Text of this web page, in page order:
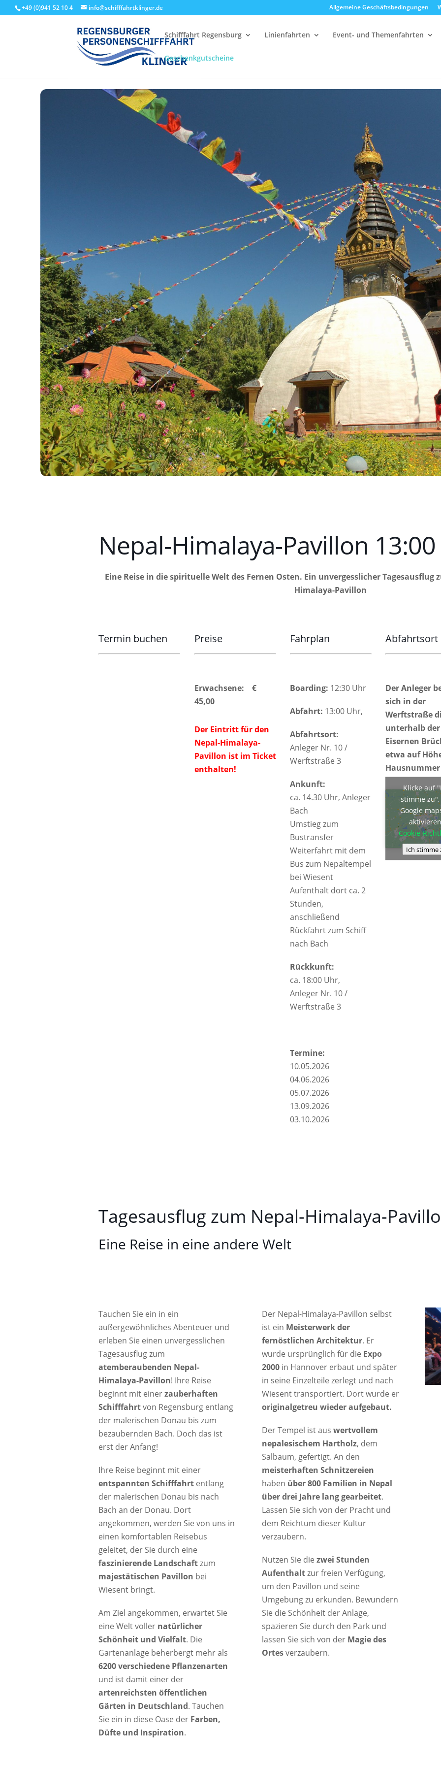
+49 (0)941 52 10 4 info@schifffahrtklinger.de Allgemeine Geschäftsbedingungen
Schifffahrt Regensburg Linienfahrten Event- und Themenfahrten
Geschenkgutscheine
Events - Schifffahrt Regensburg Themenfahrten
Nepal-Himalaya-Pavillon
Eine Reise in die spirituelle Welt des Fernen Osten. Ein unvergesslicher
Himalaya-Pavillon
Termin buchen Preise
Erwachsene: €
45,00
Der Eintritt für den
Nepal-Himalaya-
Pavillon ist im Ticket
enthalten!
Fahrplan
Boarding: 12:30 Uhr
Abfahrt: 13:00 Uhr,
Abfahrtsort:
Anleger Nr. 10 /
Werftstraße 3
Ankunft:
ca. 14.30 Uhr, Anleger
Bach
Umstieg zum
Bustransfer
Weiterfahrt mit dem
Bus zum Nepaltempel
bei Wiesent
Aufenthalt dort ca. 2
Stunden,
anschließend
Rückfahrt zum Schiff
nach Bach
Rückkunft:
ca. 18:00 Uhr,
Anleger Nr. 10 /
Werftstraße 3
Termine:
10.05.2026
04.06.2026
05.07.2026
13.09.2026
03.10.2026
Abfahrtsort
Der Anleger
sich in der
Werftstraße
unterhalb der
Eisernen
etwa auf
Klicke auf
stimme
Google
Cookie-
Ich stimme
Tagesausflug zum Nepal-Himalaya-
Eine Reise in eine andere Welt
Tauchen Sie ein in ein
außergewöhnliches Abenteuer und
erleben Sie einen unvergesslichen
Tagesausflug zum
atemberaubenden Nepal-
Himalaya-Pavillon! Ihre Reise
beginnt mit einerzauberhaften
Schifffahrtvon Regensburg entlang
der malerischen Donau bis zum
bezaubernden Bach. Doch das ist
erst der Anfang!
Ihre Reise beginnt mit einer
entspannten Schifffahrt entlang
der malerischen Donau bis nach
Bach an der Donau. Dort
angekommen, werden Sie von uns in
einen komfortablen Reisebus
geleitet, der Sie durch eine
faszinierende Landschaftzum
majestätischen Pavillon bei
Wiesent bringt.
Am Ziel angekommen, erwartet Sie
eine Welt voller natürlicher
Schönheit und Vielfalt. Die
Gartenanlage beherbergt mehr als
6200 verschiedene Pflanzenarten
und ist damit einer der
artenreichsten öffentlichen
Gärten in Deutschland. Tauchen
Sie ein in diese Oase der Farben,
Düfte und Inspiration.
Der Nepal-Himalaya-Pavillon selbst
ist ein Meisterwerk der
fernöstlichen Architektur. Er
wurde ursprünglich für die Expo
2000 in Hannover erbaut und später
in seine Einzelteile zerlegt und nach
Wiesent transportiert. Dort wurde er
originalgetreu wieder aufgebaut.
Der Tempel ist aus wertvollem
nepalesischem Hartholz, dem
Salbaum, gefertigt. An den
meisterhaften Schnitzereien
haben über 800 Familien in Nepal
über drei Jahre lang gearbeitet.
Lassen Sie sich von der Pracht und
dem Reichtum dieser Kultur
verzaubern.
Nutzen Sie die zwei Stunden
Aufenthaltzur freien Verfügung,
um den Pavillon und seine
Umgebung zu erkunden. Bewundern
Sie die Schönheit der Anlage,
spazieren Sie durch den Park und
lassen Sie sich von der Magie des
Ortesverzaubern.